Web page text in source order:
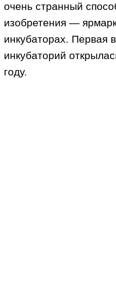
очень странный
изобретения —
инкубаторах. Первая
инкубаторий
году.